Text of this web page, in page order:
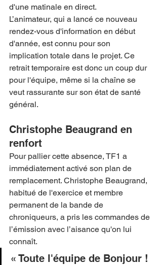
d'une matinale en direct.
L’animateur, qui a lancé ce nouveau
rendez-vous d'information en début
d'année, est connu pour son
implication totale dans le projet. Ce
retrait temporaire est donc un coup dur
pour l'équipe, même si la chaîne se
veut rassurante sur son état de santé
général.
Christophe Beaugrand en
renfort
Pour pallier cette absence, TF1 a
immédiatement activé son plan de
remplacement. Christophe Beaugrand,
habitué de l'exercice et membre
permanent de la bande de
chroniqueurs, a pris les commandes de
l’émission avec l’aisance qu'on lui
connaît.
« Toute l'équipe de Bonjour !